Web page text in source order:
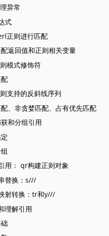
异常
式
正则进行匹配
返回值和正则相关变量
模式修饰符
支持的反斜线序列
、非贪婪匹配、占有优先匹配
和分组引用
用： qr构建正则对象
替换：s///
射转换：tr和y///
理解引用